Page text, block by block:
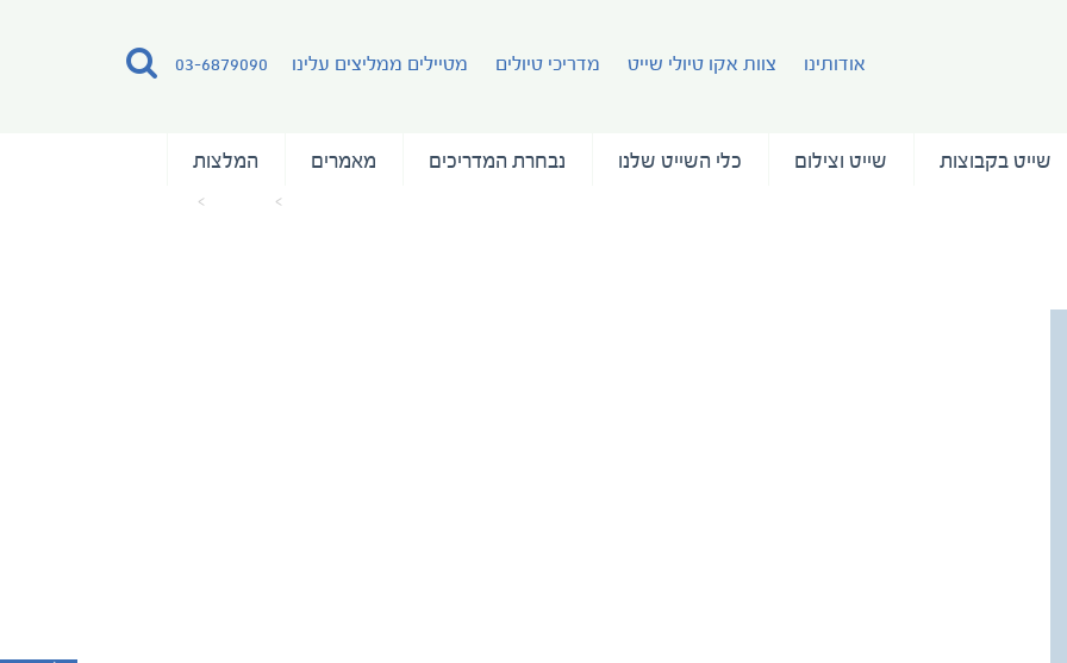
03-6879090 אודותינו צוות אקו טיולי שייט מדריכי טיולים מטיילים ממליצים עלינו
שייט בקבוצות שייט וצילום כלי השייט שלנו נבחרת המדריכים מאמרים המלצות